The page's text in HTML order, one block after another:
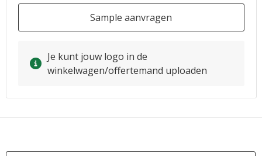
Sample aanvragen
Je kunt jouw logo in de
winkelwagen/offertemand uploaden